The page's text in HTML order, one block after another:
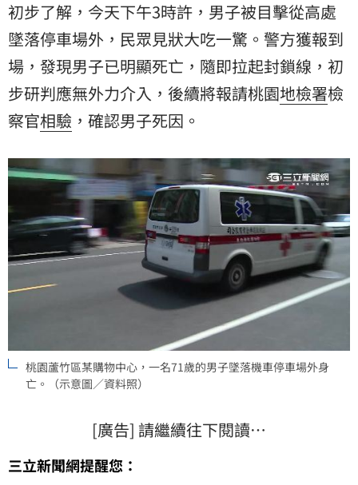
初步了解，今天下午3時許，男子被目擊從高處
墜落停車場外，民眾見狀大吃一驚。警方獲報到
場，發現男子已明顯死亡，隨即拉起封鎖線，初
步研判應無外力介入，後續將報請桃園地檢署檢
察官相驗 ，確認男子死因。
桃園蘆竹區某購物中心，一名71歲的男子墜落機車停車場外身
亡。（示意圖／資料照）
[廣告] 請繼續往下閱讀…
三立新聞網提醒您：